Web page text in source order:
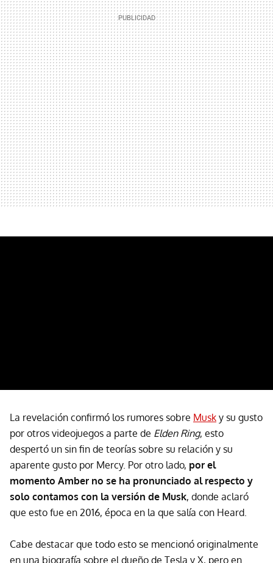
La revelación confirmó los rumores sobre Musk y su gusto
por otros videojuegos a parte de Elden Ring, esto
despertó un sin fin de teorías sobre su relación y su
aparente gusto por Mercy. Por otro lado, por el
momento Amber no se ha pronunciado al respecto y
solo contamos con la versión de Musk, donde aclaró
que esto fue en 2016, época en la que salía con Heard.
Cabe destacar que todo esto se mencionó originalmente
en una biografía sobre el dueño de Tesla y X, pero en